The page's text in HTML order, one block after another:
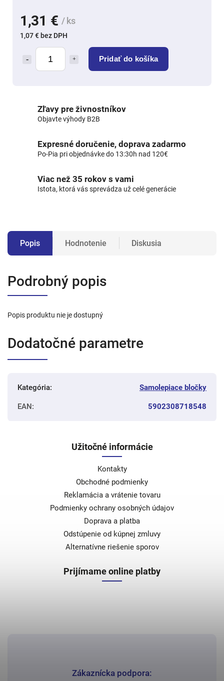
1,31 € / ks
1,07 € bez DPH
Pridať do košíka
Zľavy pre živnostníkov
Objavte výhody B2B
Expresné doručenie, doprava zadarmo
Po-Pia pri objednávke do 13:30h nad 120€
Viac než 35 rokov s vami
Istota, ktorá vás sprevádza už celé generácie
Popis Hodnotenie Diskusia
Podrobný popis
Popis produktu nie je dostupný
Dodatočné parametre
Kategória: Samolepiace bločky
EAN: 5902308718548
Zákaznícka podpora:
Užitočné informácie
Kontakty
Obchodné podmienky
Reklamácia a vrátenie tovaru
Podmienky ochrany osobných údajov
Doprava a platba
Odstúpenie od kúpnej zmluvy
Alternatívne riešenie sporov
Prijímame online platby